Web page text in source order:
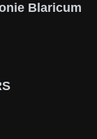
Blaricum